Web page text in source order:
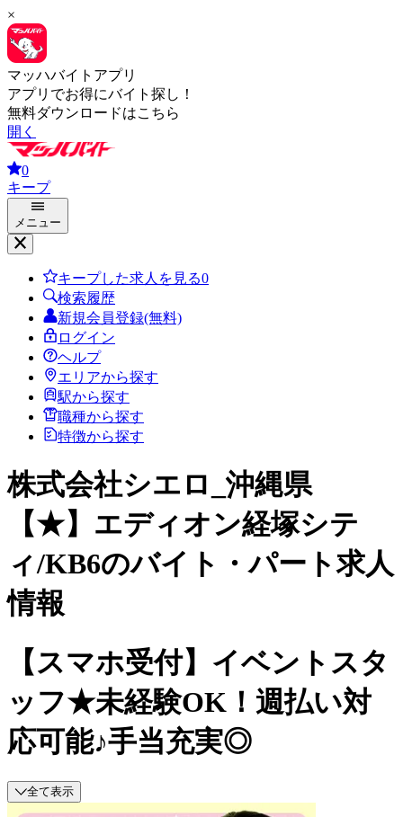
×
マッハバイトアプリ
アプリでお得にバイト探し！
無料ダウンロードはこちら
開く
0
キープ
メニュー
キープした求人を見る0
検索履歴
新規会員登録(無料)
ログイン
ヘルプ
エリアから探す
駅から探す
職種から探す
特徴から探す
株式会社シエロ_沖縄県
【★】エディオン経塚シテ
ィ/KB6のバイト・パート求人
情報
【スマホ受付】イベントスタ
ッフ★未経験OK！週払い対
応可能♪手当充実◎
全て表示